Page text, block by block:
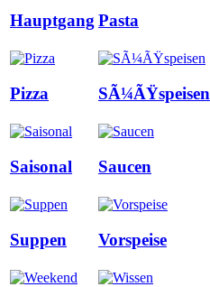
Hauptgang Pasta
Pizza SÃ¼ÃŸspeisen
Saisonal Saucen
Suppen Vorspeise